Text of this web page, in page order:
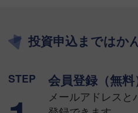
投資申込まではか
STEP 会員登録（無料
メールアドレスと